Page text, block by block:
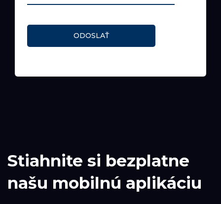
ODOSLAŤ
Stiahnite si bezplatne
našu mobilnú aplikáciu